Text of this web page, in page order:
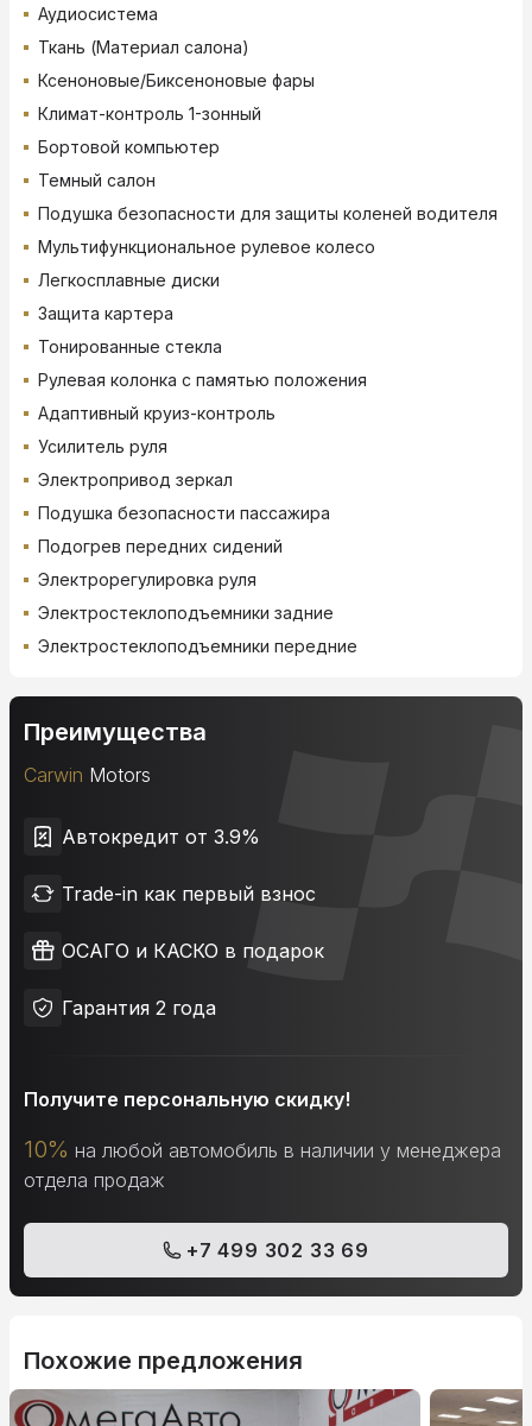
Аудиосистема
Ткань (Материал салона)
Ксеноновые/Биксеноновые фары
Климат-контроль 1-зонный
Бортовой компьютер
Темный салон
Подушка безопасности для защиты коленей водителя
Мультифункциональное рулевое колесо
Легкосплавные диски
Защита картера
Тонированные стекла
Рулевая колонка с памятью положения
Адаптивный круиз-контроль
Усилитель руля
Электропривод зеркал
Подушка безопасности пассажира
Подогрев передних сидений
Электрорегулировка руля
Электростеклоподъемники задние
Электростеклоподъемники передние
Преимущества
Carwin Motors
Автокредит от 3.9%
Trade-in как первый взнос
ОСАГО и КАСКО в подарок
Гарантия 2 года
Получите персональную скидку!
10% на любой автомобиль в наличии у менеджера
отдела продаж
+7 499 302 33 69
Похожие предложения